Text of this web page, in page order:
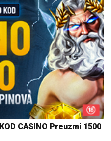
CASINO Preuzmi 1500